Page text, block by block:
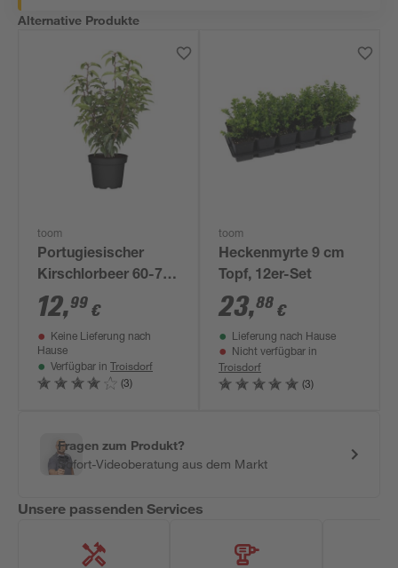
Alternative Produkte
toom
Portugiesischer
Kirschlorbeer 60-70
cm
12,99 €
Keine Lieferung nach
Hause
Verfügbar in Troisdorf
(3)
toom
Heckenmyrte 9 cm
Topf, 12er-Set
23,88 €
Lieferung nach Hause
Nicht verfügbar in
Troisdorf
(3)
Fragen zum Produkt?
Sofort-Videoberatung aus dem Markt
Unsere passenden Services